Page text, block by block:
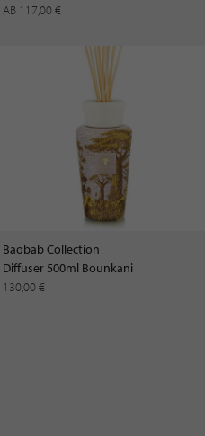
AB 117,00 €
Baobab Collection
Diffuser 500ml Bounkani
130,00 €